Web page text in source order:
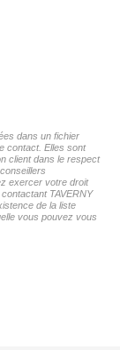
dans un fichier
contact. Elles sont
client dans le respect
exercer votre droit
TAVERNY
de la liste
vous pouvez vous